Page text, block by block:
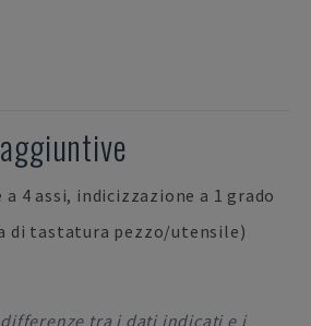
4 assi, indicizzazione a 1 grado
di tastatura pezzo/utensile)
differenze tra i dati indicati e i